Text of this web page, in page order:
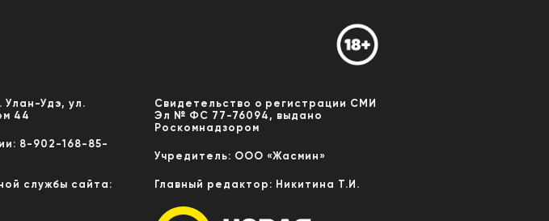
Улан-Удэ, ул.
44
8-902-168-85-
службы сайта:
Свидетельство о регистрации СМИ
Эл № ФС 77-76094, выдано
Роскомнадзором
Учредитель: ООО «Жасмин»
Главный редактор: Никитина Т.И.